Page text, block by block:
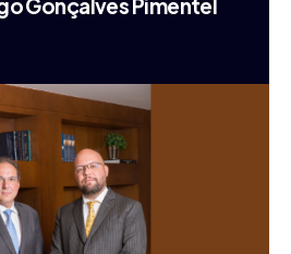
Gonçalves Pimentel